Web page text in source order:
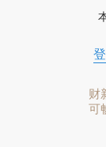
财
可